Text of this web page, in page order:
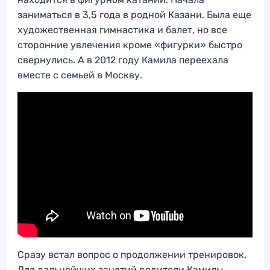
заниматься в 3,5 года в родной Казани. Была еще
художественная гимнастика и балет, но все
сторонние увлечения кроме «фигурки» быстро
свернулись. А в 2012 году Камила переехала
вместе с семьей в Москву.
Камила Валиева — новая звезда.
Сразу встал вопрос о продолжении тренировок.